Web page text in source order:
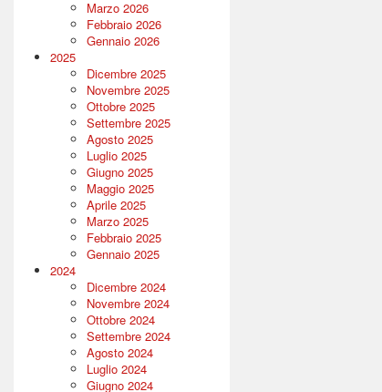
Marzo 2026
Febbraio 2026
Gennaio 2026
2025
Dicembre 2025
Novembre 2025
Ottobre 2025
Settembre 2025
Agosto 2025
Luglio 2025
Giugno 2025
Maggio 2025
Aprile 2025
Marzo 2025
Febbraio 2025
Gennaio 2025
2024
Dicembre 2024
Novembre 2024
Ottobre 2024
Settembre 2024
Agosto 2024
Luglio 2024
Giugno 2024